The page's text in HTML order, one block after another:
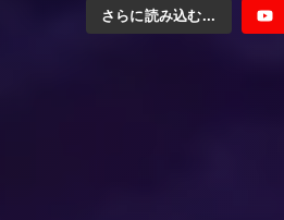
さらに読み込む...